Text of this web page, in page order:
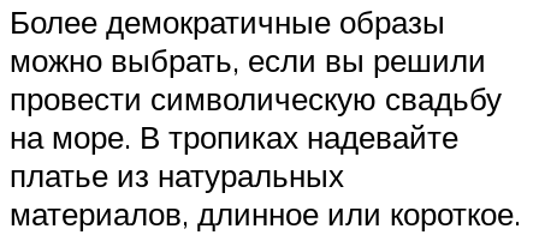
Более демократичные образы
можно выбрать, если вы решили
провести символическую свадьбу
на море. В тропиках надевайте
платье из натуральных
материалов, длинное или короткое.